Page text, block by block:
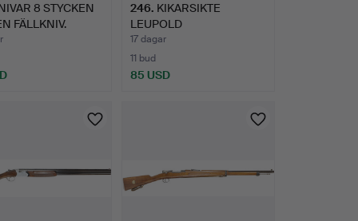
8 STYCKEN
FÄLLKNIV.
246. KIKARSIKTE
LEUPOLD
SCANDINAVIAN 3-9X50
VX-…
17 dagar
11 bud
85 USD